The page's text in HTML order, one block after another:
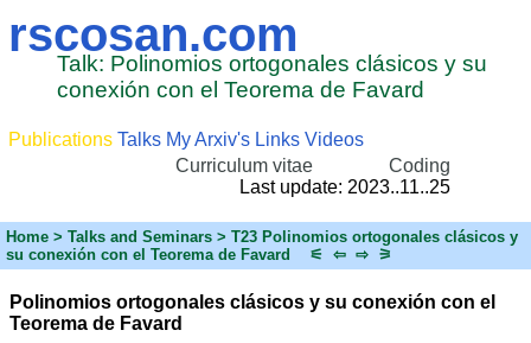
rscosan.com
Talk: Polinomios ortogonales clásicos y su
conexión con el Teorema de Favard
Publications Talks My Arxiv's Links Videos
Curriculum vitae
Coding
Last update: 2023..11..25
Home > Talks and Seminars > T23 Polinomios ortogonales clásicos y
su conexión con el Teorema de Favard ⚟ ⇦ ⇨ ⚞
Polinomios ortogonales clásicos y su conexión con el
Teorema de Favard